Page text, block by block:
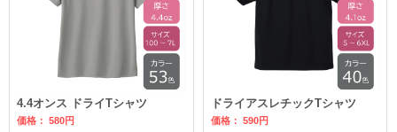
4.4オンス ドライTシャツ
価格： 580円
ドライアスレチックTシャツ
価格： 590円